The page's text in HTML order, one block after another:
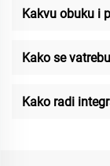
Kakvu obuku i
Kako se
Kako radi